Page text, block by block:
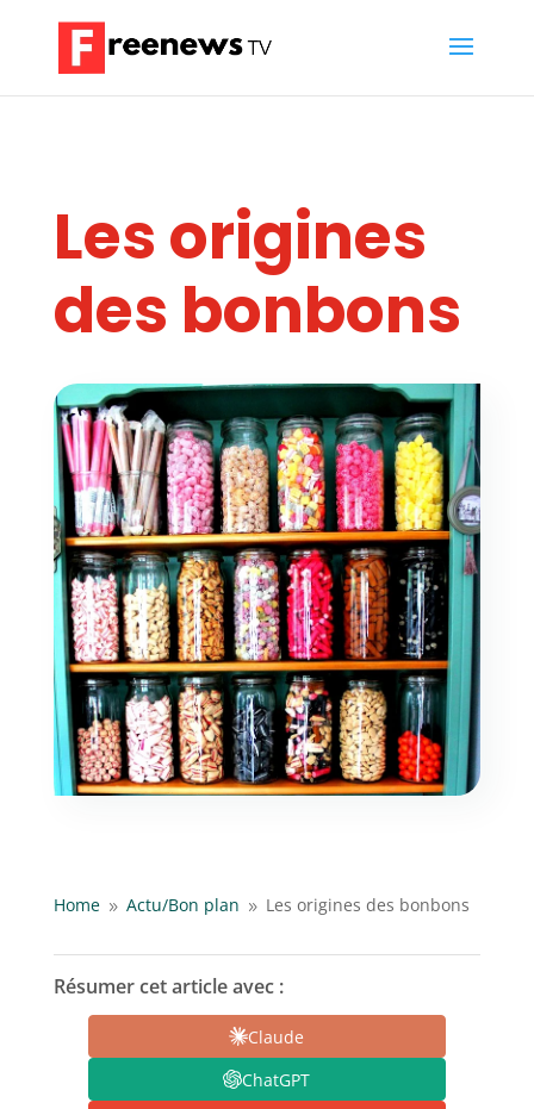
Les origines
des bonbons
Home 9 Actu/Bon plan 9 Les origines des bonbons
Résumer cet article avec :
Claude
ChatGPT